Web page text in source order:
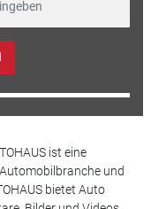
ist eine
und
bietet Auto